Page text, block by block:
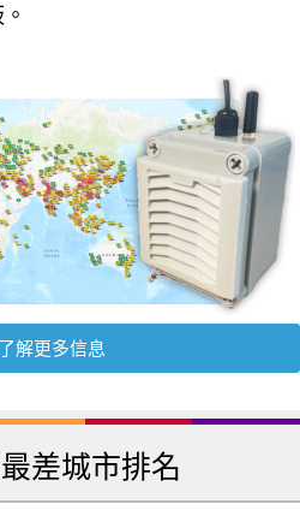
解更多信息
差城市排名